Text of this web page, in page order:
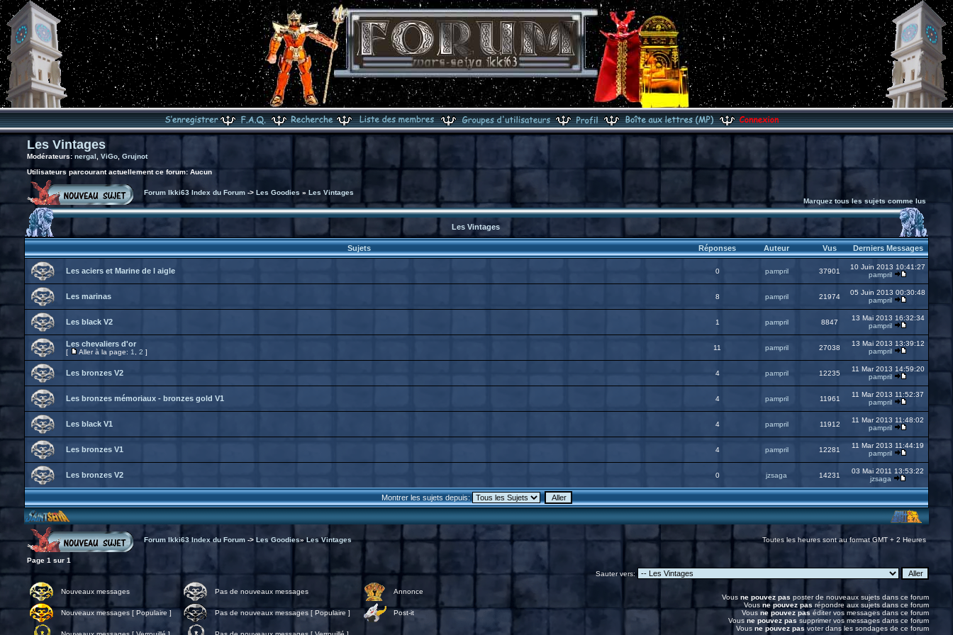
Les Vintages
Modérateurs: nergal ViGo Grujnot
Utilisateurs parcourant actuellement ce forum: Aucun
Forum Ikki63 Index du Forum -> Les Goodies » Les Vintages
Marquez tous les sujets comme lus
Les Vintages
Sujets Réponses Auteur Vus Derniers Messages
Les aciers et Marine de l aigle 0 pampril 37901
10 Juin 2013 10:41:27
pampril
Les marinas 8 pampril 21974
05 Juin 2013 00:30:48
pampril
Les black V2 1 pampril 8847
13 Mai 2013 16:32:34
pampril
Les chevaliers d'or
[ Aller à la page: 1 2 ]
11 pampril 27038
13 Mai 2013 13:39:12
pampril
Les bronzes V2 4 pampril 12235
11 Mar 2013 14:59:20
pampril
Les bronzes mémoriaux - bronzes gold V1 4 pampril 11961
11 Mar 2013 11:52:37
pampril
Les black V1 4 pampril 11912
11 Mar 2013 11:48:02
pampril
Les bronzes V1 4 pampril 12281
11 Mar 2013 11:44:19
pampril
Les bronzes V2 0 jzsaga 14231
03 Mai 2011 13:53:22
jzsaga
Montrer les sujets depuis:
Forum Ikki63 Index du Forum -> Les Goodies»Les Vintages Toutes les heures sont au format GMT + 2 Heures
Page 1 sur 1
Sauter vers:
Nouveaux messages Pas de nouveaux messages Annonce
Nouveaux messages [ Populaire ] Pas de nouveaux messages [ Populaire ] Post-it
Vous ne pouvez pas poster de nouveaux sujets dans ce forum
Vous ne pouvez pas répondre aux sujets dans ce forum
Vous ne pouvez pas éditer vos messages dans ce forum
Vous ne pouvez pas supprimer vos messages dans ce forum
Vous ne pouvez pas voter dans les sondages de ce forum